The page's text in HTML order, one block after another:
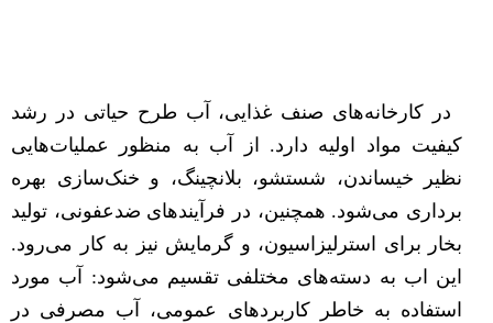
در کارخانه‌های صنف غذایی، آب طرح حیاتی در رشد
کیفیت مواد اولیه دارد. از آب به منظور عملیات‌هایی
نظیر خیساندن، شستشو، بلانچینگ، و خنک‌سازی بهره
برداری می‌شود. همچنین، در فرآیندهای ضدعفونی، تولید
بخار برای استرلیزاسیون، و گرمایش نیز به کار می‌رود.
این اب به دسته‌های مختلفی تقسیم می‌شود: آب مورد
استفاده به خاطر کاربردهای عمومی، آب مصرفی در